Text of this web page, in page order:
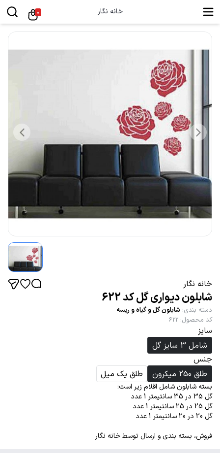
خانه نگار 0
خانه نگار
شابلون دیواری گل کد 622
دسته بندی: شابلون گل و گیاه و ریسه
کد محصول:
622
سایز
شامل 3 سایز گل
جنس
طلق 250 میکرون
طلق یک میل
بسته شابلون شامل اقلام زیر است:
گل 35 در 35 سانتیمتر 1 عدد
گل 25 در 25 سانتیمتر 1 عدد
گل 20 در 20 سانتیمتر 1 عدد
فروش، بسته بندی و ارسال توسط خانه نگار